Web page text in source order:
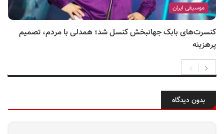
موسیقی ایران
کنسرت‌های بابک جهانبخش کنسل شد؛ همدلی با مردم، تصمیم
پرهزینه
بدون دیدگاه